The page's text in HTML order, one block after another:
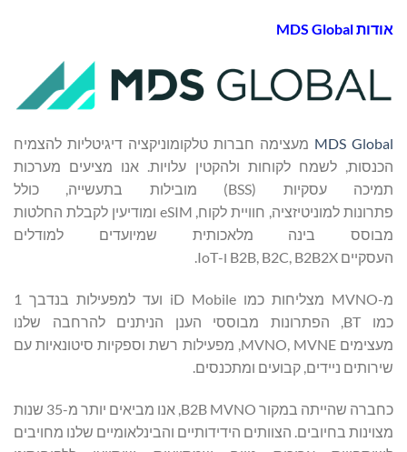
אודות MDS Global
MDS Global מעצימה חברות טלקומוניקציה דיגיטליות להצמיח
הכנסות, לשמח לקוחות ולהקטין עלויות. אנו מציעים מערכות
תמיכה עסקיות (BSS) מובילות בתעשייה, כולל
פתרונות למוניטיזציה, חוויית לקוח, eSIM ומודיעין לקבלת החלטות
מבוסס בינה מלאכותית שמיועדים למודלים
העסקיים B2B, B2C, B2B2X ו-IoT.
מ-MVNO מצליחות כמו iD Mobile ועד למפעילות בנדבך 1
כמו BT, הפתרונות מבוססי הענן הניתנים להרחבה שלנו
מעצימים MVNO, MVNE, מפעילות רשת וספקיות סיטונאיות עם
שירותים ניידים, קבועים ומתכנסים.
כחברה שהייתה במקור B2B MVNO, אנו מביאים יותר מ-35 שנות
מצוינות בחיובים. הצוותים הידידותיים והבינלאומיים שלנו מחויבים